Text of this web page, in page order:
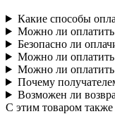
Какие способы
Можно ли
Безопасно ли
Можно ли
Можно ли оплатить
Почему
Возможен ли
C этим товаром